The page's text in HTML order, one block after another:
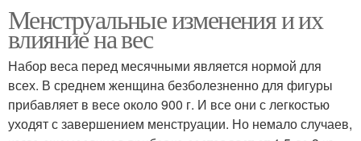
Менструальные изменения и их
влияние на вес
Набор веса перед месячными является нормой для
всех. В среднем женщина безболезненно для фигуры
прибавляет в весе около 900 г. И все они с легкостью
уходят с завершением менструации. Но немало случаев,